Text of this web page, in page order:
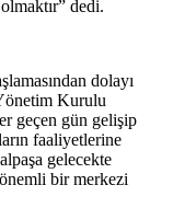
dedi.
dolayı
Kurulu
geçen gün gelişip
faaliyetlerine
gelecekte
bir merkezi